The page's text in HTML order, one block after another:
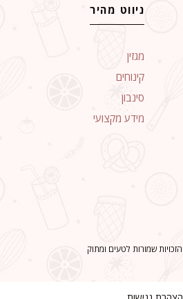
ניווט מהיר
מגזין
קינוחים
סינבון
מידע מקצועי